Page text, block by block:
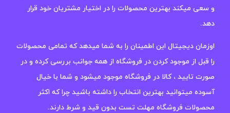
و سعی میکند بهترین محصولات را در اختیار مشتریان خود قرار
دهد.
اوزمان دیجیتال این اطمینان را به شما میدهد که تمامی محصولات
را قبل از موجود کردن در فروشگاه از همه جوانب بررسی کرده و در
صورت تایید ، کالا در فروشگاه موجود میشود و شما با خیال
آسوده میتوانید بهترین انتخاب را داشته باشید چرا که اکثر
محصولات فروشگاه مهلت تست بدون قید و شرط دارند.